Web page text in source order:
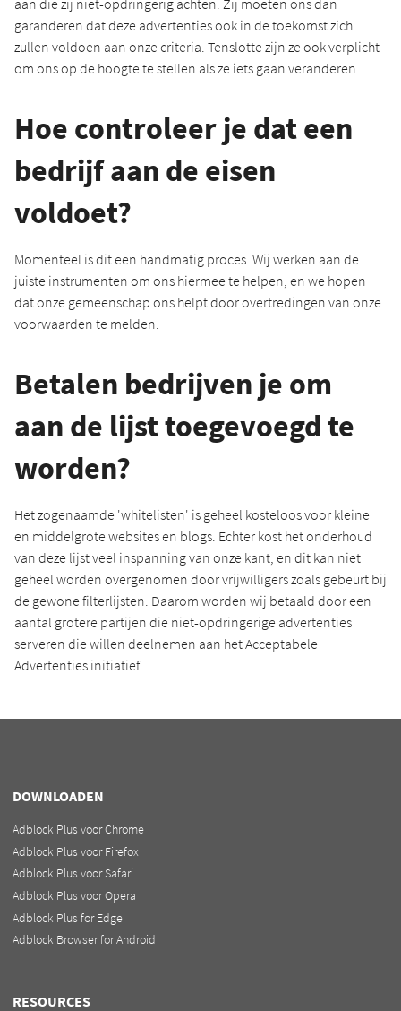
aan die zij niet-opdringerig achten. Zij moeten ons dan
garanderen dat deze advertenties ook in de toekomst zich
zullen voldoen aan onze criteria. Tenslotte zijn ze ook verplicht
om ons op de hoogte te stellen als ze iets gaan veranderen.
Hoe controleer je dat een
bedrijf aan de eisen
voldoet?
Momenteel is dit een handmatig proces. Wij werken aan de
juiste instrumenten om ons hiermee te helpen, en we hopen
dat onze gemeenschap ons helpt door overtredingen van onze
voorwaarden te melden.
Betalen bedrijven je om
aan de lijst toegevoegd te
worden?
Het zogenaamde 'whitelisten' is geheel kosteloos voor kleine
en middelgrote websites en blogs. Echter kost het onderhoud
van deze lijst veel inspanning van onze kant, en dit kan niet
geheel worden overgenomen door vrijwilligers zoals gebeurt bij
de gewone filterlijsten. Daarom worden wij betaald door een
aantal grotere partijen die niet-opdringerige advertenties
serveren die willen deelnemen aan het Acceptabele
Advertenties initiatief.
DOWNLOADEN
Adblock Plus voor Chrome
Adblock Plus voor Firefox
Adblock Plus voor Safari
Adblock Plus voor Opera
Adblock Plus for Edge
Adblock Browser for Android
RESOURCES